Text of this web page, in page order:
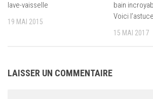
lave-vaisselle
19 MAI 2015
bain
Voici l’astuce
15 MAI 2017
LAISSER UN COMMENTAIRE